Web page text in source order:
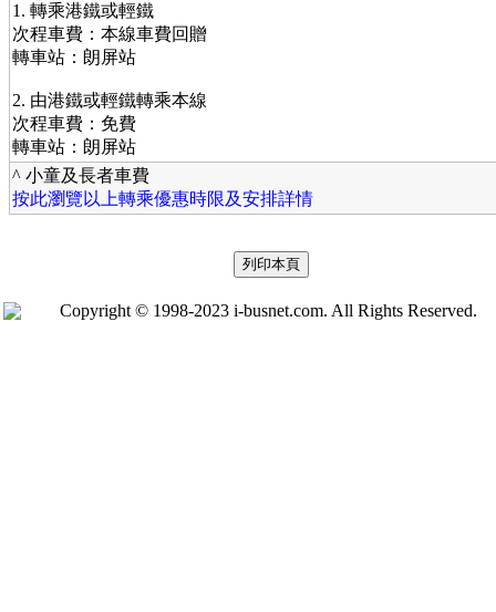
1. 轉乘港鐵或輕鐵
次程車費：本線車費回贈
轉車站：朗屏站
2. 由港鐵或輕鐵轉乘本線
次程車費：免費
轉車站：朗屏站
^ 小童及長者車費
按此瀏覽以上轉乘優惠時限及安排詳情
Copyright © 1998-2023 i-busnet.com. All Rights Reserved.